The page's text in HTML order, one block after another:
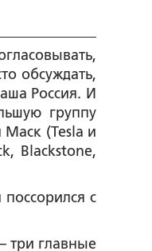
обсуждать,
Россия. И
группу
Маск (Tesla и
Blackstone,
с
три главные